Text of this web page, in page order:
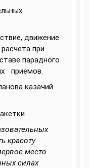
движение
при
парадного
приемов.
казачий
красоту
место
силах